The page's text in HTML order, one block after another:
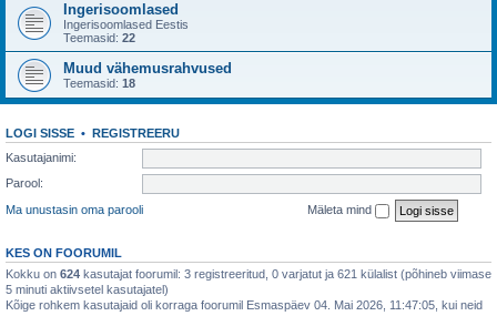
Ingerisoomlased
Ingerisoomlased Eestis
Teemasid: 22
Muud vähemusrahvused
Teemasid: 18
LOGI SISSE • REGISTREERU
Kasutajanimi:
Parool:
Ma unustasin oma parooli
Mäleta mind
KES ON FOORUMIL
Kokku on 624 kasutajat foorumil: 3 registreeritud, 0 varjatut ja 621 külalist (põhineb viimase
5 minuti aktiivsetel kasutajatel)
Kõige rohkem kasutajaid oli korraga foorumil Esmaspäev 04. Mai 2026, 11:47:05, kui neid